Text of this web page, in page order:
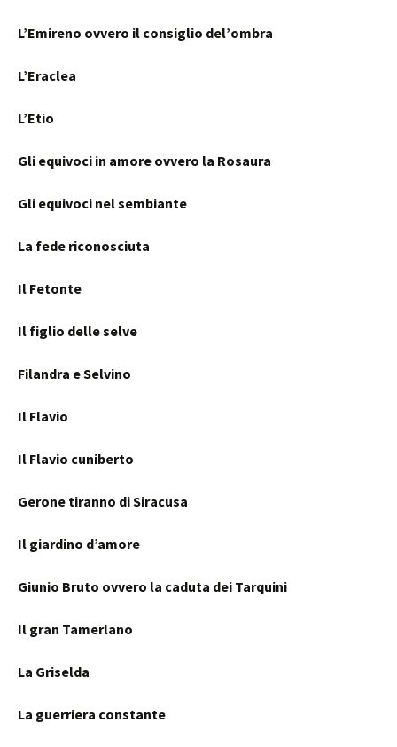
L’Emireno ovvero il consiglio del’ombra
L’Eraclea
L’Etio
Gli equivoci in amore ovvero la Rosaura
Gli equivoci nel sembiante
La fede riconosciuta
Il Fetonte
Il figlio delle selve
Filandra e Selvino
Il Flavio
Il Flavio cuniberto
Gerone tiranno di Siracusa
Il giardino d’amore
Giunio Bruto ovvero la caduta dei Tarquini
Il gran Tamerlano
La Griselda
La guerriera constante